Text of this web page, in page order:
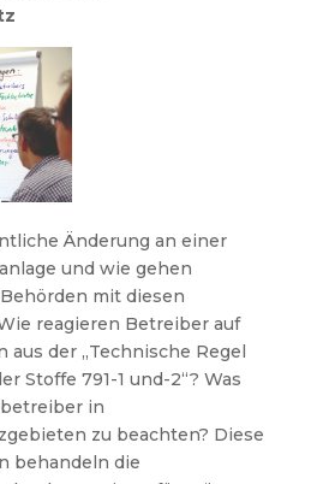
Änderung an einer
und wie gehen
mit diesen
reagieren Betreiber auf
aus der „Technische Regel
Stoffe 791-1 und-2“? Was
in
zu beachten? Diese
behandeln die